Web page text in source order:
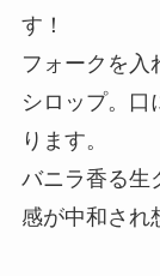
す ！
フォークを入
シロップ。口
ります。
バニラ香る生
感が中和され